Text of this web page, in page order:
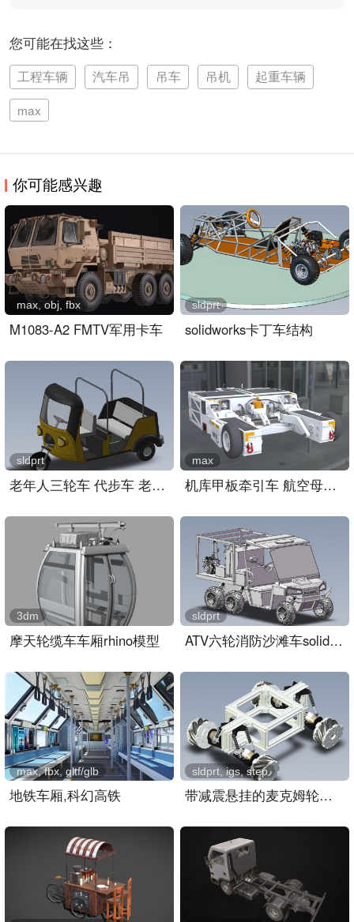
您可能在找这些：
工程车辆 汽车吊 吊车 吊机
起重车辆
max
你可能感兴趣
M1083-A2 FMTV军用卡车
max, obj, fbx
solidworks卡丁车结构
sldprt
老年人三轮车 代步车 老头..
sldprt
机库甲板牵引车 航空母舰甲..
max
摩天轮缆车车厢rhino模型
3dm
ATV六轮消防沙滩车solidwo..
sldprt
地铁车厢,科幻高铁
max, fbx, gltf/glb
带减震悬挂的麦克姆轮小车..
sldprt, igs, step